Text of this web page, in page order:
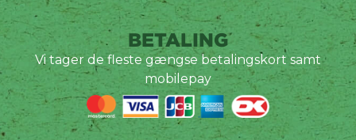
BETALING
Vi tager de fleste gængse betalingskort samt
mobilepay